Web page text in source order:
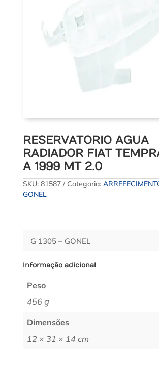
RESERVATORIO AGUA
RADIADOR FIAT
A 1999 MT 2.0
SKU: 81587 Categoria:
GONEL
G 1305 – GONEL
Informação adicional
Peso
456 g
Dimensões
12 × 31 × 14 cm